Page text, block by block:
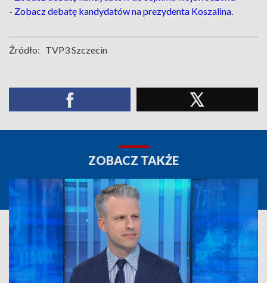
- Zobacz debatę kandydatów na prezydenta Koszalina.
Źródło: TVP3 Szczecin
ZOBACZ TAKŻE